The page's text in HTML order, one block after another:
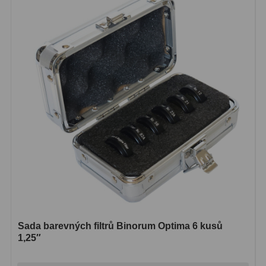
Binokulární dalekohledy285
Astronomické44
Lovecké a turistické 114
Univerzální 38
Kapesní14
Divadelní2
Sada barevných filtrů Binorum Optima 6 kusů
1,25″